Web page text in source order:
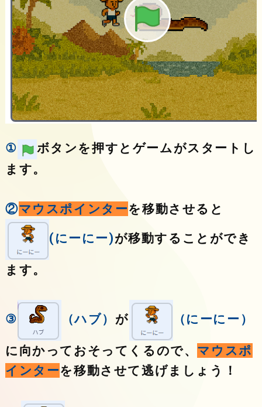
①
ボタンを押すとゲームがスタートし
ます。
②マウスポインターを移動させると
(にーにー)が移動することができ
ます。
③ （ハブ） が （にーにー）
に向かっておそってくるので、 マウスポ
インターを移動させて逃げましょう！